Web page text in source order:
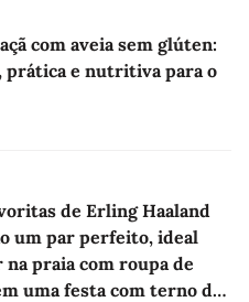
com aveia sem glúten:
prática e nutritiva para o
de Erling Haaland
um par perfeito, ideal
praia com roupa de
uma festa com terno de